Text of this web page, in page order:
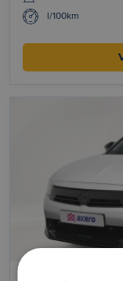
l/100km